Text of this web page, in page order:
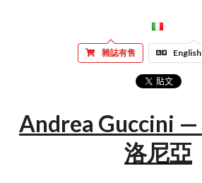
雜誌有售
Andrea Guccini —
洛尼亞